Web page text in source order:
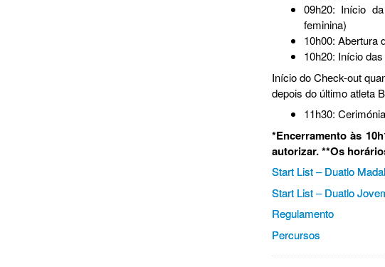
09h20: Início
feminina)
10h00: Abertura
10h20: Início
Início do Check-out
depois do último atleta
11h30:
*Encerramento às
autorizar. **Os
Start List – Duatlo
Start List – Duatlo
Regulamento
Percursos